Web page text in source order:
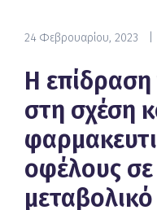
24 Φεβρουαρίου, 2023
Η
στη σχέση
οφέλους